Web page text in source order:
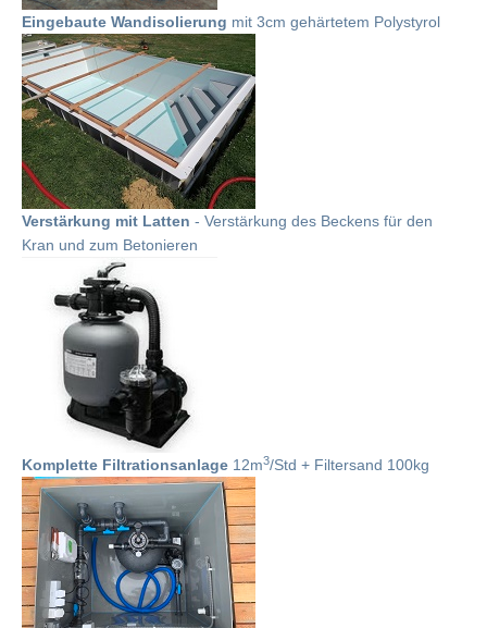
Eingebaute Wandisolierung mit 3cm gehärtetem Polystyrol
Verstärkung mit Latten - Verstärkung des Beckens für den
Kran und zum Betonieren
Komplette Filtrationsanlage 12m3/Std + Filtersand 100kg